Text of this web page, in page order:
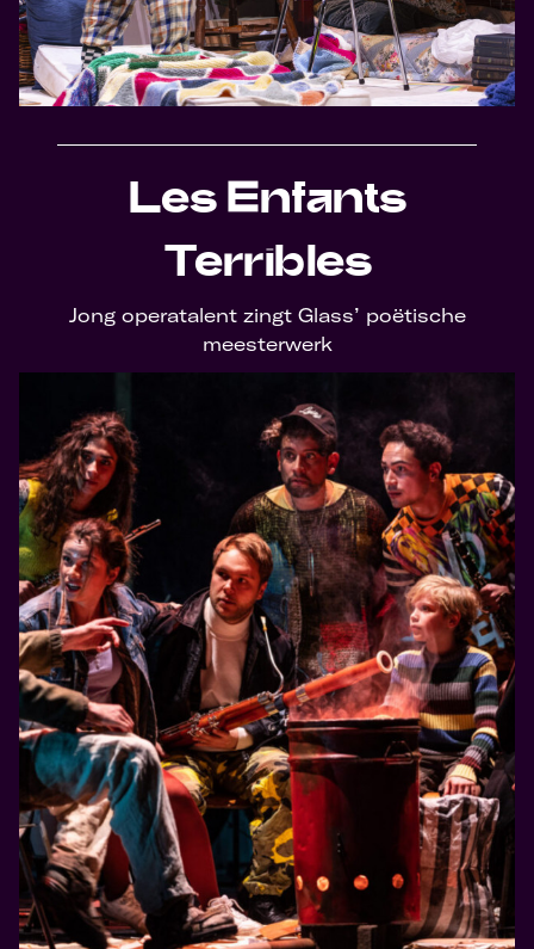
Les Enfants
Terribles
Jong operatalent zingt Glass’ poëtische
meesterwerk